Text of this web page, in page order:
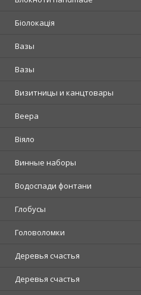
Біолокація
Вазы
Вазы
Визитницы и канцтовары
Веера
Віяло
Винные наборы
Водоспади фонтани
Глобусы
Головоломки
Деревья счастья
Деревья счастья